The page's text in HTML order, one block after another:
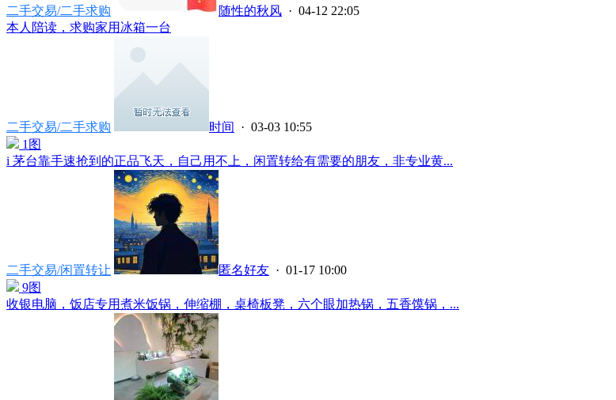
二手交易/二手求购 随性的秋风 · 04-12 22:05
本人陪读，求购家用冰箱一台
二手交易/二手求购 时间
· 03-03 10:55
1图
i 茅台靠手速抢到的正品飞天，自己用不上，闲置转给有需要的朋友，非专业黄...
二手交易/闲置转让 匿名好友 · 01-17 10:00
9图
收银电脑，饭店专用煮米饭锅，伸缩棚，桌椅板凳，六个眼加热锅，五香馍锅，...